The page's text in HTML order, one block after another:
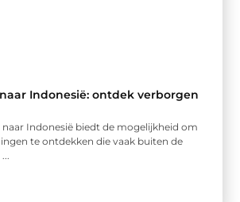
Indonesië: ontdek verborgen
naar Indonesië biedt de mogelijkheid om
te ontdekken die vaak buiten de